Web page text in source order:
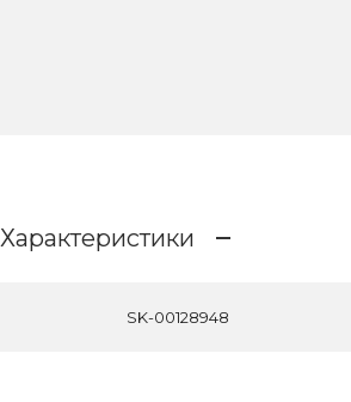
Характеристики
SK-00128948